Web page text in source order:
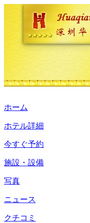
ホーム
ホテル詳細
今すぐ予約
施設・設備
写真
ニュース
クチコミ